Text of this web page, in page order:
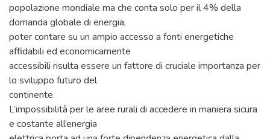
popolazione mondiale ma che conta solo per il 4% della
domanda globale di energia,
poter contare su un ampio accesso a fonti energetiche
affidabili ed economicamente
accessibili risulta essere un fattore di cruciale importanza per
lo sviluppo futuro del
continente.
L’impossibilità per le aree rurali di accedere in maniera sicura
e costante all’energia